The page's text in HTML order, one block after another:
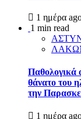
1 ημέρα
1 min read
Παθολογικά
θάνατο του
την
1 ημέρα